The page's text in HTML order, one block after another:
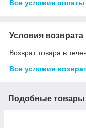
Все условия оплаты
Условия возврата
Возврат товара в
Все условия
Подобные товары